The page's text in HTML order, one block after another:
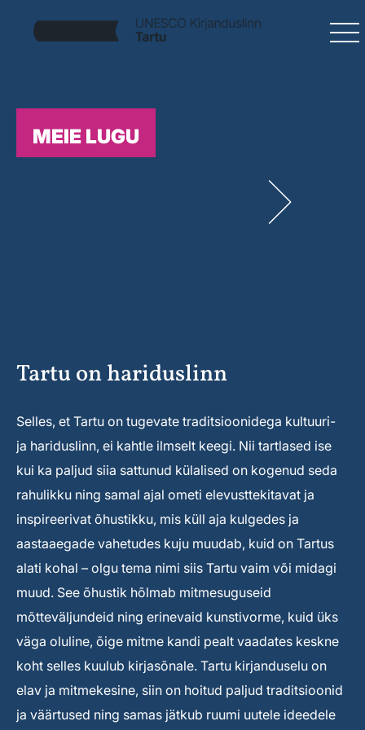
MEIE LUGU
Tartu on hariduslinn
Selles, et Tartu on tugevate traditsioonidega kultuuri-
ja hariduslinn, ei kahtle ilmselt keegi. Nii tartlased ise
kui ka paljud siia sattunud külalised on kogenud seda
rahulikku ning samal ajal ometi elevusttekitavat ja
inspireerivat õhustikku, mis küll aja kulgedes ja
aastaaegade vahetudes kuju muudab, kuid on Tartus
alati kohal – olgu tema nimi siis Tartu vaim või midagi
muud. See õhustik hõlmab mitmesuguseid
mõtteväljundeid ning erinevaid kunstivorme, kuid üks
väga oluline, õige mitme kandi pealt vaadates keskne
koht selles kuulub kirjasõnale. Tartu kirjanduselu on
elav ja mitmekesine, siin on hoitud paljud traditsioonid
ja väärtused ning samas jätkub ruumi uutele ideedele